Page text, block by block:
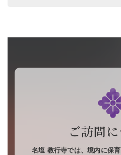
ご訪問
名塩 教行寺では、境内に保